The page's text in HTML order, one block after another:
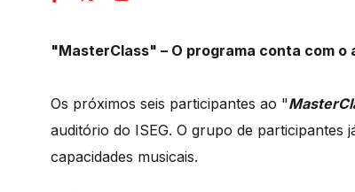
"MasterClass" – O programa conta com
Os próximos seis participantes ao "
auditório do ISEG. O grupo de
capacidades musicais.